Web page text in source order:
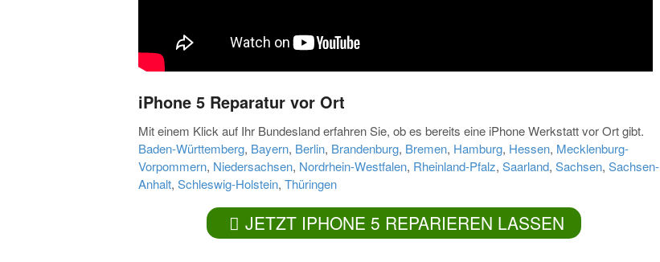
iPhone 5 Reparatur vor Ort
Mit einem Klick auf Ihr Bundesland erfahren Sie, ob es bereits eine iPhone Werkstatt vor Ort gibt.
Baden-Württemberg, Bayern, Berlin, Brandenburg, Bremen, Hamburg, Hessen, Mecklenburg-
Vorpommern, Niedersachsen, Nordrhein-Westfalen, Rheinland-Pfalz, Saarland, Sachsen, Sachsen-
Anhalt, Schleswig-Holstein, Thüringen
JETZT IPHONE 5 REPARIEREN LASSEN